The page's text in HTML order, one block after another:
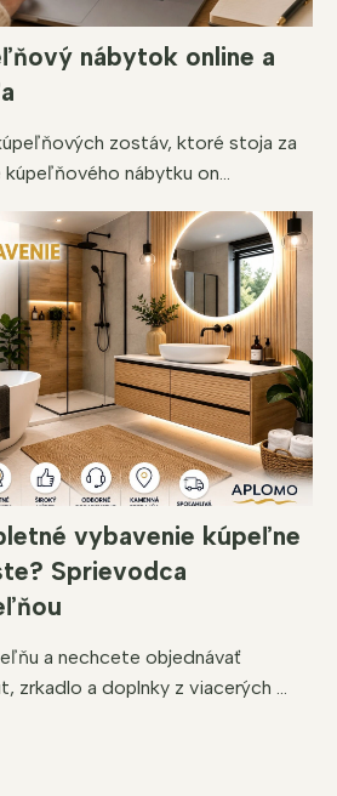
nábytok online a
zostáv, ktoré stoja za
nábytku on...
vybavenie kúpeľne
Sprievodca
a nechcete objednávať
zrkadlo a doplnky z viacerých ...